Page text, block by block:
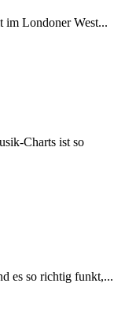
im Londoner West...
Charts ist so
es so richtig funkt,...